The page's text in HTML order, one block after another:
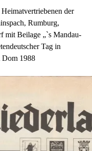
der
Rumburg,
mit Beilage „`s Mandau-
Tag in
Dom 1988